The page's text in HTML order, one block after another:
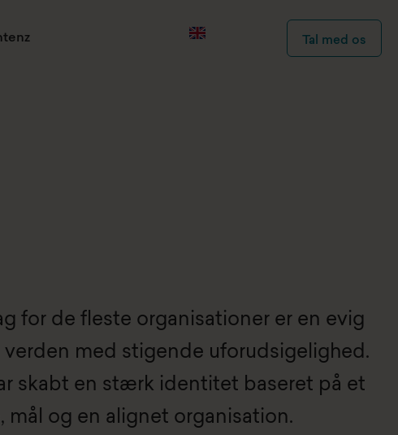
Tal med os
for de fleste organisationer er en evig
med stigende uforudsigelighed.
skabt en stærk identitet baseret på et
og en alignet organisation.